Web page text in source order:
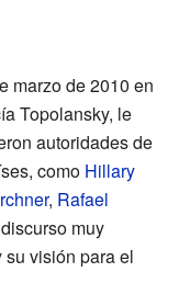
marzo de 2010 en
Topolansky, le
autoridades de
como Hillary
, Rafael
muy
visión para el